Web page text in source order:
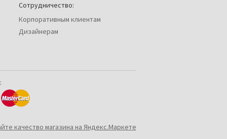
Сотрудничество:
Корпоративным клиентам
Дизайнерам